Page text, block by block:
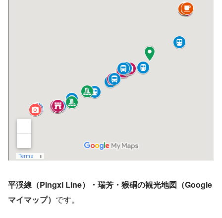
平渓線（Pingxi Line）・瑞芳・猴硐の観光地図（Google
マイマップ） です。